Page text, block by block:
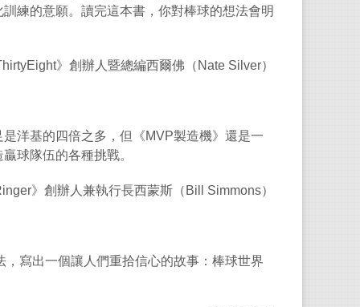
練的意願。讀完這本書，你對棒球的想法會明
》創辦人暨總編西爾佛（ Nate Silver）
洋基的四倍之多，但《MVP製造機》還是一
球隊伍的各種挑戰。
》創辦人兼執行長西蒙斯（ Bill Simmons）
寫出一個讓人們重拾信心的故事：棒球世界